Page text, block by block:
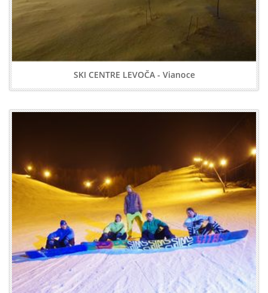
SKI CENTRE LEVOČA - Vianoce